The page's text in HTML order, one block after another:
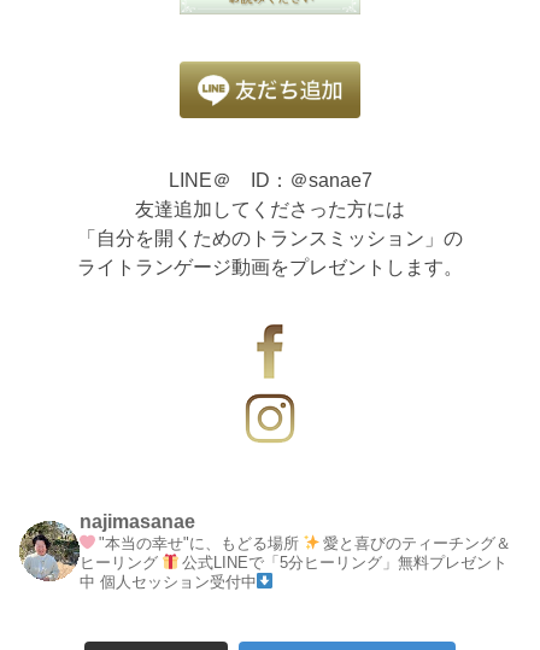
LINE＠ ID：＠sanae7
友達追加してくださった方には
「自分を開くためのトランスミッション」の
ライトランゲージ動画をプレゼントします。
najimasanae
"本当の幸せ"に、もどる場所
愛と喜びのティーチング＆
ヒーリング
公式LINEで「5分ヒーリング」無料プレゼント
中 個人セッション受付中